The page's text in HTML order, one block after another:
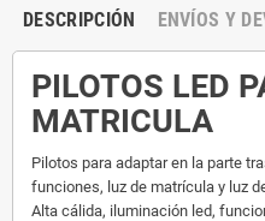
DESCRIPCIÓN ENVÍOS Y
PILOTOS LED
MATRICULA
Pilotos para adaptar en la parte
funciones, luz de matrícula y luz
Alta cálida, iluminación led,